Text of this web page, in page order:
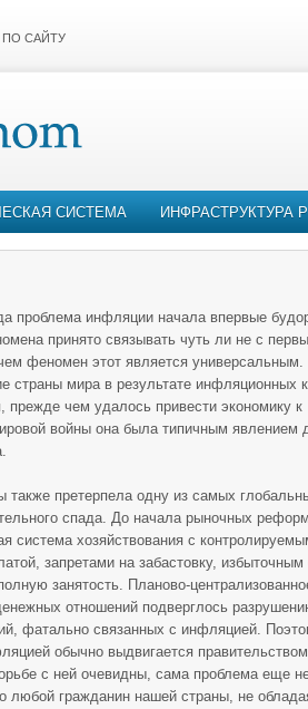
ПО САЙТУ
СИСТЕМА ИНФРАСТРУКТУРА
проблема инфляции начала впервые
принято связывать чуть ли не с
феномен этот является
страны мира в результате инфляционных
прежде чем удалось привести экономику к
войны она была типичным явлением
также претерпела одну из самых
спада. До начала рыночных
система хозяйствования с
запретами на забастовку,
занятость. Планово-
отношений подверглось
фатально связанных с инфляцией.
обычно выдвигается
с ней очевидны, сама проблема еще
любой гражданин нашей страны, не